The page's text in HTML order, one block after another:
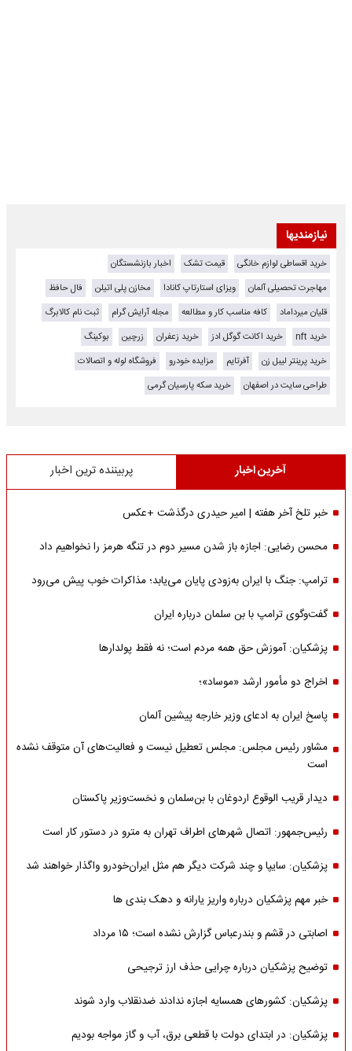
نیازمندیها
خرید اقساطی لوازم خانگی قیمت تشک
اخبار بازنشستگان
مهاجرت تحصیلی آلمان
ویزای استارتاپ کانادا مخازن پلی اتیلن
فال حافظ
قلیان میرداماد
کافه مناسب کار و مطالعه مجله آرایش گرام
ثبت نام کالابرگ
خرید nft
خرید اکانت گوگل ادز خرید زعفران زرچین
بوکینگ
خرید پرینتر لیبل زن
آفرتایم مزایده خودرو
فروشگاه لوله و اتصالات
طراحی سایت در اصفهان
خرید سکه پارسیان گرمی
آخرین اخبار پربیننده ترین اخبار
خبر تلخ آخر هفته | امیر حیدری درگذشت +عکس
محسن رضایی: اجازه باز شدن مسیر دوم در تنگه هرمز را نخواهیم داد
ترامپ: جنگ با ایران به‌زودی پایان می‌یابد؛ مذاکرات خوب پیش می‌رود
گفت‌وگوی ترامپ با بن سلمان درباره ایران
پزشکیان: آموزش حق همه مردم است؛ نه فقط پولدارها
اخراج دو مأمور ارشد «موساد»؛
پاسخ ایران به ادعای وزیر خارجه پیشین آلمان
مشاور رئیس مجلس: مجلس تعطیل نیست و فعالیت‌های آن متوقف نشده
است
دیدار قریب الوقوع اردوغان با بن‌سلمان و نخست‌وزیر پاکستان
رئیس‌جمهور: اتصال شهرهای اطراف تهران به مترو در دستور کار است
پزشکیان: سایپا و چند شرکت دیگر هم مثل ایران‌خودرو واگذار خواهند شد
خبر مهم پزشکیان درباره واریز یارانه و دهک بندی ها
اصابتی در قشم و بندرعباس گزارش نشده است؛ ۱۵ مرداد
توضیح پزشکیان درباره چرایی حذف ارز ترجیحی
پزشکیان: کشورهای همسایه اجازه ندادند ضدنقلاب وارد شوند
پزشکیان: در ابتدای دولت با قطعی برق، آب و گاز مواجه بودیم